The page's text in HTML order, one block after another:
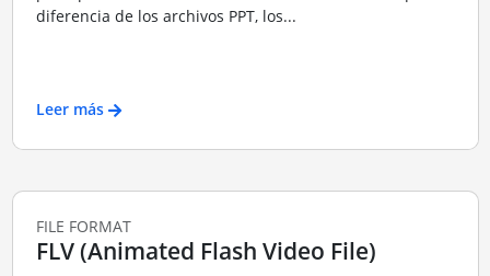
diferencia de los archivos PPT, los...
Leer más
FILE FORMAT
FLV (Animated Flash Video File)